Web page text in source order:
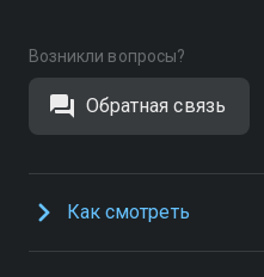
Возникли вопросы?
Обратная связь
Как смотреть